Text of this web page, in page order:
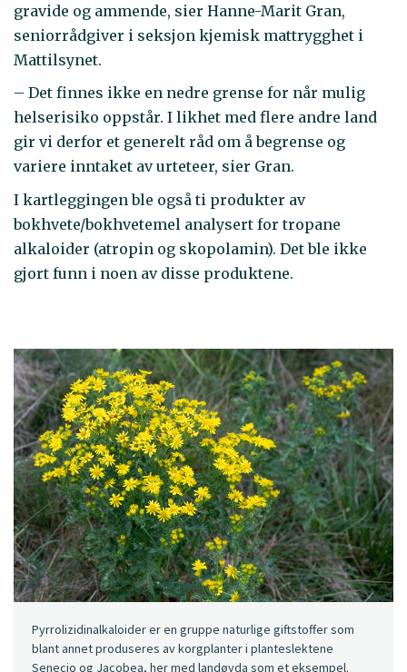
gravide og ammende, sier Hanne-Marit Gran,
seniorrådgiver i seksjon kjemisk mattrygghet i
Mattilsynet.
– Det finnes ikke en nedre grense for når mulig
helserisiko oppstår. I likhet med flere andre land
gir vi derfor et generelt råd om å begrense og
variere inntaket av urteteer, sier Gran.
I kartleggingen ble også ti produkter av
bokhvete/bokhvetemel analysert for tropane
alkaloider (atropin og skopolamin). Det ble ikke
gjort funn i noen av disse produktene.
Pyrrolizidinalkaloider er en gruppe naturlige giftstoffer som
blant annet produseres av korgplanter i planteslektene
Senecio og Jacobea, her med landøyda som et eksempel.